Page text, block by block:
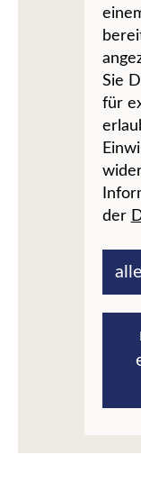
Sie
für
der